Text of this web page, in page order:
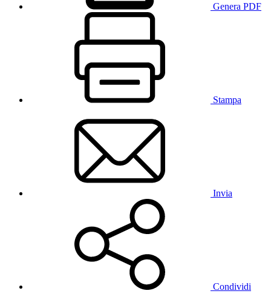
Genera PDF
Stampa
Invia
Condividi